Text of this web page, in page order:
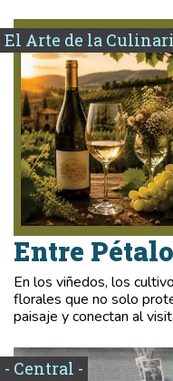
El Arte de la
Entre
En los viñedos, los
florales que no solo
paisaje y conectan al
- Central -